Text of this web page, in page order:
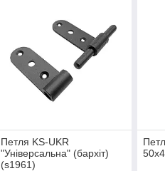
Петля KS-UKR
"Універсальна" (бархіт)
(s1961)